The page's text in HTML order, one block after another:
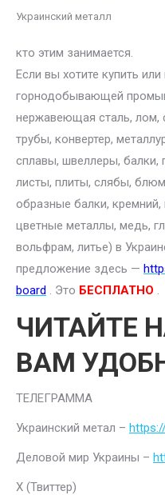
Украинский металл
кто этим занимается.
Если вы хотите купить
горнодобывающей
нержавеющая сталь, лом,
трубы, конвертер,
сплавы, швеллеры, балки,
листы, плиты, слябы,
образные балки,
цветные металлы, медь,
вольфрам, литье) в
предложение здесь —
board . Это БЕСПЛАТНО .
ЧИТАЙТЕ
ВАМ
ТЕЛЕГРАММА
Украинский метал –
Деловой мир Украины –
Х (Твиттер)